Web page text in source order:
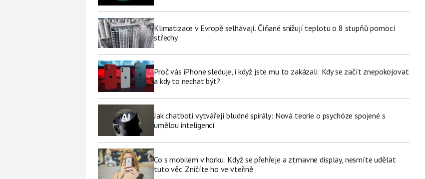
Klimatizace v Evropě selhávají. Číňané snižují teplotu o 8 stupňů pomocí
střechy
Proč vás iPhone sleduje, i když jste mu to zakázali: Kdy se začít znepokojovat
a kdy to nechat být?
Jak chatboti vytvářejí bludné spirály: Nová teorie o psychóze spojené s
umělou inteligencí
Co s mobilem v horku: Když se přehřeje a ztmavne display, nesmíte udělat
tuto věc. Zničíte ho ve vteřině